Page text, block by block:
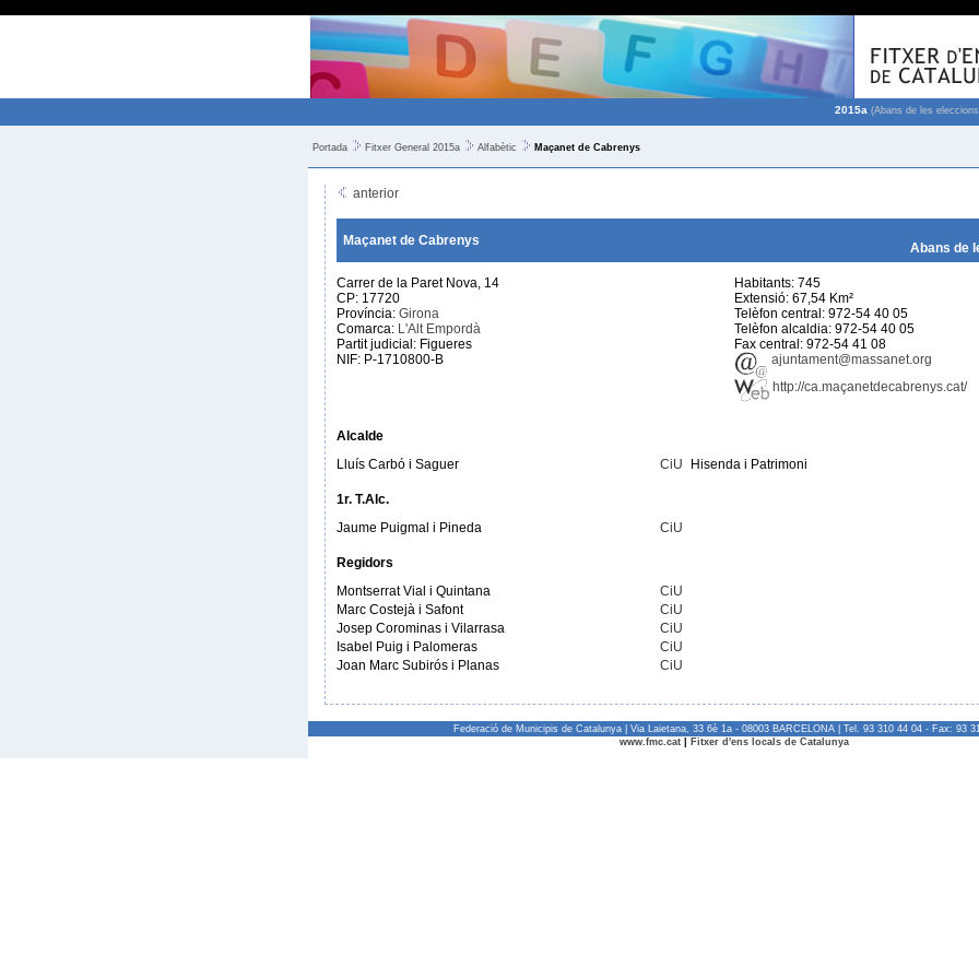
2015a (Abans de les
Portada Fitxer General 2015a Alfabètic Maçanet de Cabrenys
anterior
Maçanet de Cabrenys
Abans de
Carrer de la Paret Nova, 14
CP: 17720
Província: Girona
Comarca: L'Alt Empordà
Partit judicial: Figueres
NIF: P-1710800-B
Habitants: 745
Extensió: 67,54 Km²
Telèfon central: 972-54 40 05
Telèfon alcaldia: 972-54 40 05
Fax central: 972-54 41 08
ajuntament@massanet.org
http://ca.maçanetdecabrenys.cat/
Alcalde
Lluís Carbó i Saguer
CiU Hisenda i Patrimoni
1r. T.Alc.
Jaume Puigmal i Pineda
CiU
Regidors
Montserrat Vial i Quintana
CiU
Marc Costejà i Safont
CiU
Josep Corominas i Vilarrasa
CiU
Isabel Puig i Palomeras
CiU
Joan Marc Subirós i Planas
CiU
Federació de Municipis de Catalunya | Via Laietana, 33 6è 1a - 08003 BARCELONA | Tel. 93 310 44 04 - Fax: 93
www.fmc.cat
Fitxer d'ens locals de Catalunya